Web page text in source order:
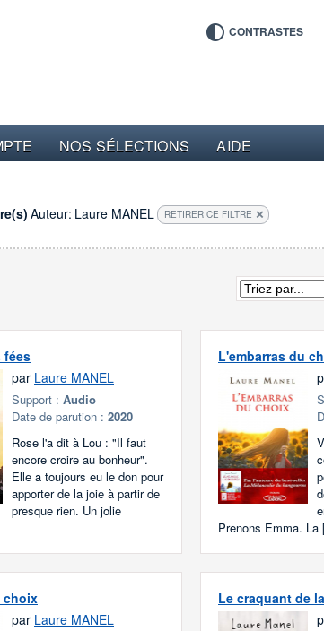
CONTRASTES
NOS SÉLECTIONS AIDE
Auteur: Laure MANEL RETIRER CE FILTRE
fées
par Laure MANEL
Support :Audio
Date de parution :2020
Rose l'a dit à Lou : "Il faut
encore croire au bonheur".
Elle a toujours eu le don pour
apporter de la joie à partir de
presque rien. Un jolie
L'embarras du
Prenons Emma. La
choix
par Laure MANEL
Le craquant de